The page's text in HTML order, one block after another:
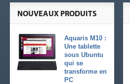
NOUVEAUX PRODUITS
Aquaris M10 :
Une tablette
sous Ubuntu
qui se
transforme en
PC